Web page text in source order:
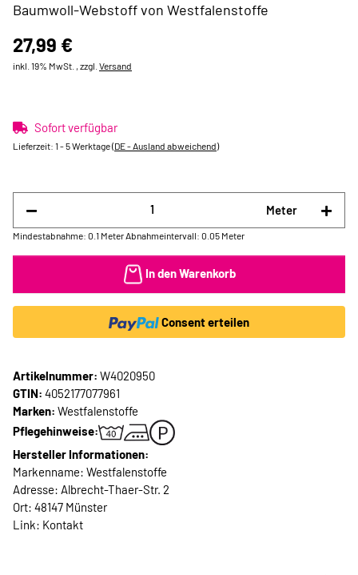
Baumwoll-Webstoff von Westfalenstoffe
27,99 €
inkl. 19% MwSt. , zzgl. Versand
Sofort verfügbar
Lieferzeit: 1 - 5 Werktage(DE - Ausland abweichend)
Meter
Mindestabnahme: 0.1 Meter Abnahmeintervall: 0.05 Meter
In den Warenkorb
Consent erteilen
Artikelnummer: W4020950
GTIN: 4052177077961
Marken: Westfalenstoffe
Pflegehinweise:
Hersteller Informationen:
Markenname: Westfalenstoffe
Adresse: Albrecht-Thaer-Str. 2
Ort: 48147 Münster
Link: Kontakt